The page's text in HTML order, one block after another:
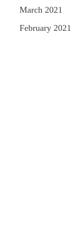
March 2021
February 2021